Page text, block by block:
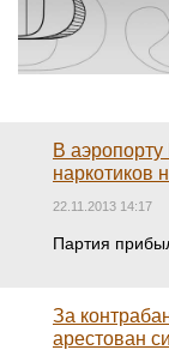
В
наркотиков
22.11.2013 14:17
Партия
За
арестован